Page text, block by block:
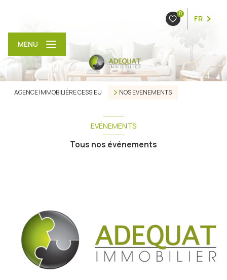
0
FR
MENU
AGENCE IMMOBILIÈRE CESSIEU NOS EVENEMENTS
EVÉNEMENTS
Tous nos événements